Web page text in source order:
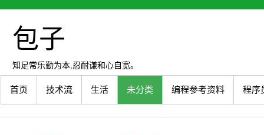
包子
知足常乐勤为本,忍耐谦和心自宽。
首页 技术流 生活 未分类 编程参考资料 程序